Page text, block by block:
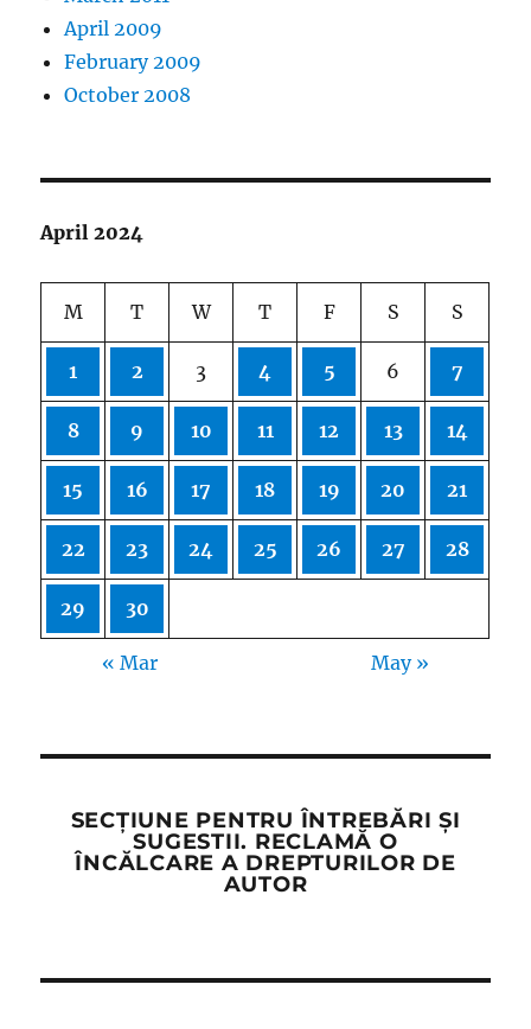
April 2009
February 2009
October 2008
April 2024
M T W T F S S
1 2 3 4 5 6 7
8 9 10 11 12 13 14
15 16 17 18 19 20 21
22 23 24 25 26 27 28
29 30
« Mar May »
SECȚIUNE PENTRU ÎNTREBĂRI ȘI
SUGESTII. RECLAMĂ O
ÎNCĂLCARE A DREPTURILOR DE
AUTOR